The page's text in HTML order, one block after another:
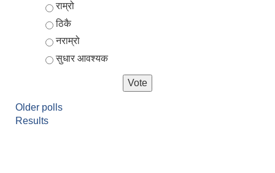
Choices
राम्रो
ठिकै
नराम्रो
सुधार आवश्यक
Older polls
Results